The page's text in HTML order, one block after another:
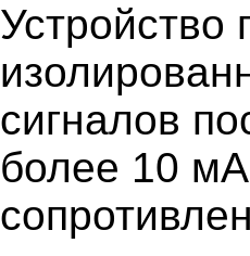
сигналов
более 10